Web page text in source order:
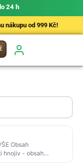
24 h
nákupu od 999 Kč!
Obsah
hnojiv - obsah